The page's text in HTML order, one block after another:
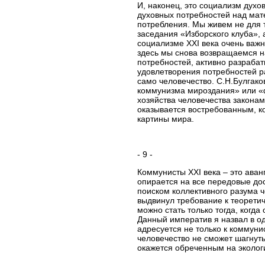
И, наконец, это социализм
духовных потребностей над
потребления. Мы живем не для
заседания «Изборского
социализме XXI века очень
здесь мы снова возвращаемся
потребностей, активно
удовлетворения потребностей
само человечество.
коммунизма мироздания» или
хозяйства человечества
оказывается востребованным,
картины мира.
- 9 -
Коммунисты XXI века – это
опирается на все передовые
поиском коллективного разума
выдвинул требование к
можно стать только тогда,
Данный императив я назвал в
адресуется не только к
человечество не сможет
окажется обреченным на